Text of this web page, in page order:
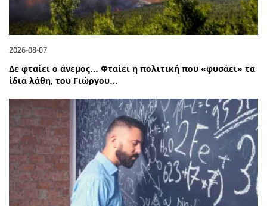
2026-08-07
Δε φταίει ο άνεμος… Φταίει η πολιτική που «φυσάει» τα
ίδια λάθη, του Γιώργου…